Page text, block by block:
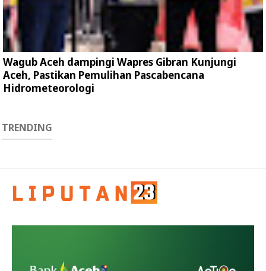
Wagub Aceh dampingi Wapres Gibran Kunjungi
Aceh, Pastikan Pemulihan Pascabencana
Hidrometeorologi
TRENDING